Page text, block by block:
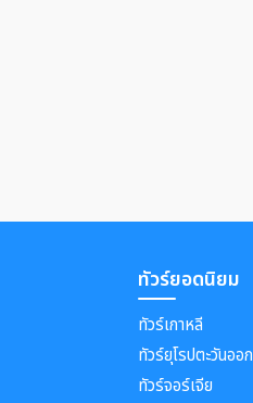
ทัวร์ยอดนิยม
ทัวร์เกาหลี
ทัวร์ยุโรปตะวันออก
ทัวร์จอร์เจีย